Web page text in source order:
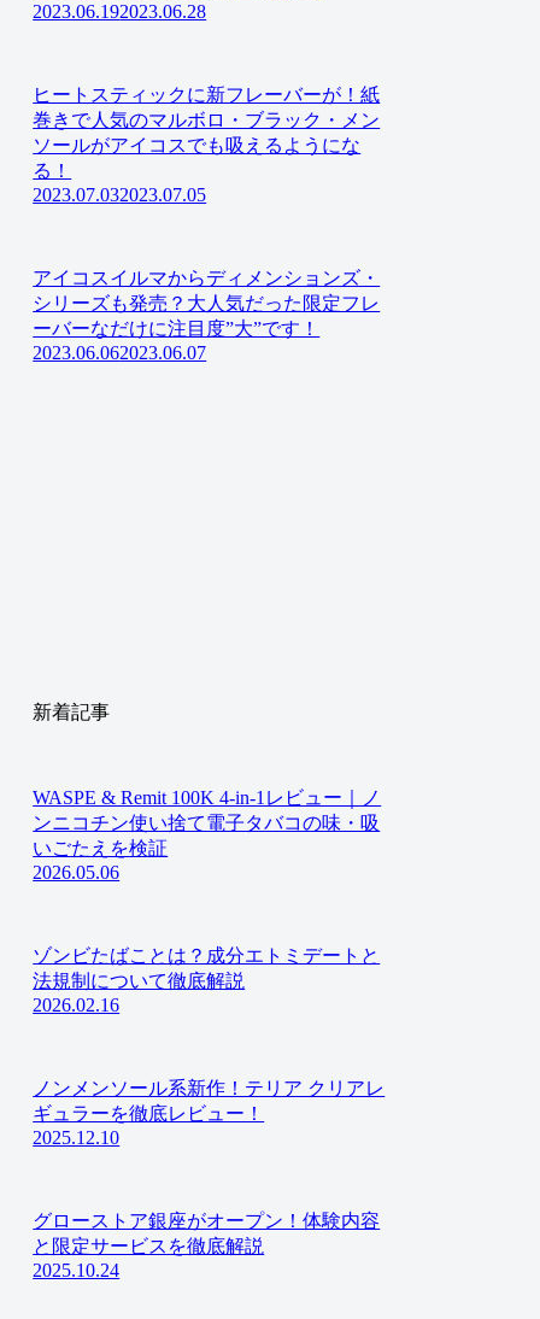
2023.06.192023.06.28
ヒートスティックに新フレーバーが！紙
巻きで人気のマルボロ・ブラック・メン
ソールがアイコスでも吸えるようにな
る！
2023.07.032023.07.05
アイコスイルマからディメンションズ・
シリーズも発売？大人気だった限定フレ
ーバーなだけに注目度”大”です！
2023.06.062023.06.07
新着記事
WASPE & Remit 100K 4-in-1レビュー｜ノ
ンニコチン使い捨て電子タバコの味・吸
いごたえを検証
2026.05.06
ゾンビたばことは？成分エトミデートと
法規制について徹底解説
2026.02.16
ノンメンソール系新作！テリア クリアレ
ギュラーを徹底レビュー！
2025.12.10
グローストア銀座がオープン！体験内容
と限定サービスを徹底解説
2025.10.24